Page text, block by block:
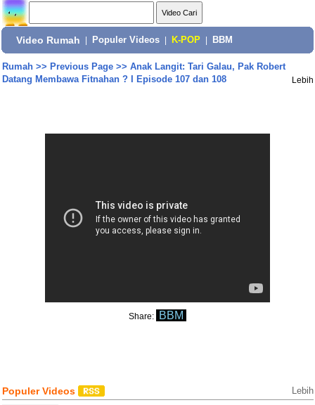
Video Rumah Populer Videos K-POP BBM
Rumah>> Previous Page>> Anak Langit: Tari Galau, Pak Robert
Datang Membawa Fitnahan ? I Episode 107 dan 108
Lebih
Share: BBM
Populer Videos Lebih